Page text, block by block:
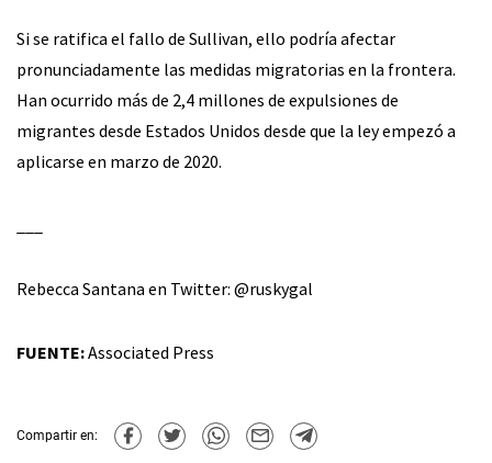
Si se ratifica el fallo de Sullivan, ello podría afectar
pronunciadamente las medidas migratorias en la frontera.
Han ocurrido más de 2,4 millones de expulsiones de
migrantes desde Estados Unidos desde que la ley empezó a
aplicarse en marzo de 2020.
Rebecca Santana en Twitter: @ruskygal
FUENTE:Associated Press
Compartir en: